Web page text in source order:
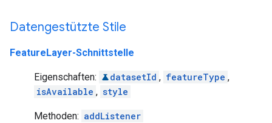
Datengestützte Stile
FeatureLayer-Schnittstelle
Eigenschaften: datasetId , featureType ,
isAvailable , style
Methoden: addListener